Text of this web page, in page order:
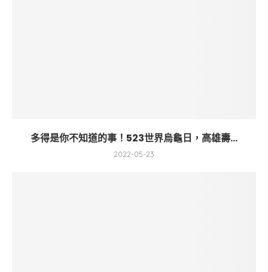
多得是你不知道的事！523世界烏龜日，高雄壽...
2022-05-23